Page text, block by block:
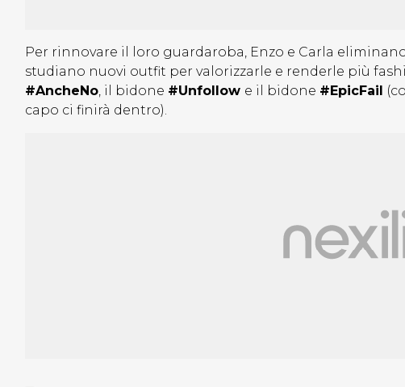
Per rinnovare il loro guardaroba, Enzo e Carla
studiano nuovi outfit per valorizzarle e renderle più
#AncheNo, il bidone #Unfollow e il bidone #EpicFail
capo ci finirà dentro).